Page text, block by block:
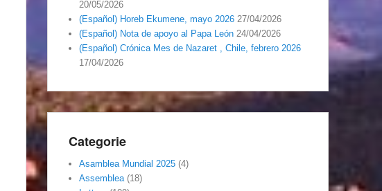
20/05/2026
(Español) Horeb Ekumene, mayo 2026 27/04/2026
(Español) Nota de apoyo al Papa León 24/04/2026
(Español) Crónica Mes de Nazaret , Chile, febrero 2026
17/04/2026
Categorie
Asamblea Mundial 2025 (4)
Assemblea(18)